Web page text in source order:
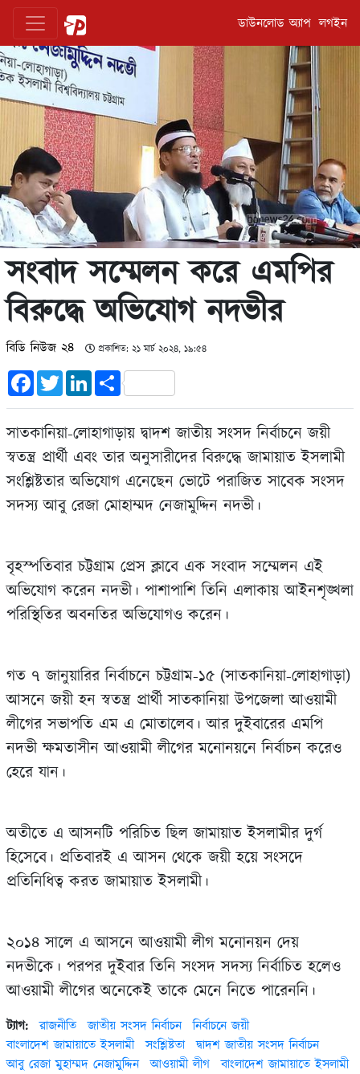
ডাউনলোড অ্যাপ লগইন
সংবাদ সম্মেলন করে এমপির
বিরুদ্ধে অভিযোগ নদভীর
বিডি নিউজ ২৪ প্রকাশিত: ২১ মার্চ ২০২৪, ১৯:৫৪
FacebookTwitterLinkedInShare
সাতকানিয়া-লোহাগাড়ায় দ্বাদশ জাতীয় সংসদ নির্বাচনে জয়ী
স্বতন্ত্র প্রার্থী এবং তার অনুসারীদের বিরুদ্ধে জামায়াত ইসলামী
সংশ্লিষ্টতার অভিযোগ এনেছেন ভোটে পরাজিত সাবেক সংসদ
সদস্য আবু রেজা মোহাম্মদ নেজামুদ্দিন নদভী।
বৃহস্পতিবার চট্টগ্রাম প্রেস ক্লাবে এক সংবাদ সম্মেলন এই
অভিযোগ করেন নদভী। পাশাপাশি তিনি এলাকায় আইনশৃঙ্খলা
পরিস্থিতির অবনতির অভিযোগও করেন।
গত ৭ জানুয়ারির নির্বাচনে চট্টগ্রাম-১৫ (সাতকানিয়া-লোহাগাড়া)
আসনে জয়ী হন স্বতন্ত্র প্রার্থী সাতকানিয়া উপজেলা আওয়ামী
লীগের সভাপতি এম এ মোতালেব। আর দুইবারের এমপি
নদভী ক্ষমতাসীন আওয়ামী লীগের মনোনয়নে নির্বাচন করেও
হেরে যান।
অতীতে এ আসনটি পরিচিত ছিল জামায়াত ইসলামীর দুর্গ
হিসেবে। প্রতিবারই এ আসন থেকে জয়ী হয়ে সংসদে
প্রতিনিধিত্ব করত জামায়াত ইসলামী।
২০১৪ সালে এ আসনে আওয়ামী লীগ মনোনয়ন দেয়
নদভীকে। পরপর দুইবার তিনি সংসদ সদস্য নির্বাচিত হলেও
আওয়ামী লীগের অনেকেই তাকে মেনে নিতে পারেননি।
ট্যাগ: রাজনীতি জাতীয় সংসদ নির্বাচন
নির্বাচনে জয়ী
বাংলাদেশ জামায়াতে ইসলামী
সংশ্লিষ্টতা
দ্বাদশ জাতীয় সংসদ নির্বাচন
আবু রেজা মুহাম্মদ নেজামুদ্দিন
আওয়ামী লীগ বাংলাদেশ জামায়াতে ইসলামী